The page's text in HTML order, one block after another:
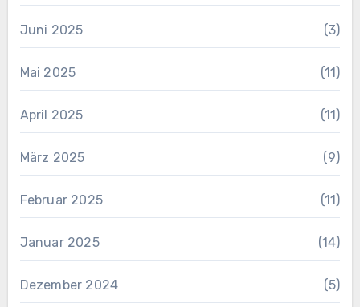
Juni 2025 (3)
Mai 2025 (11)
April 2025 (11)
März 2025 (9)
Februar 2025 (11)
Januar 2025 (14)
Dezember 2024 (5)